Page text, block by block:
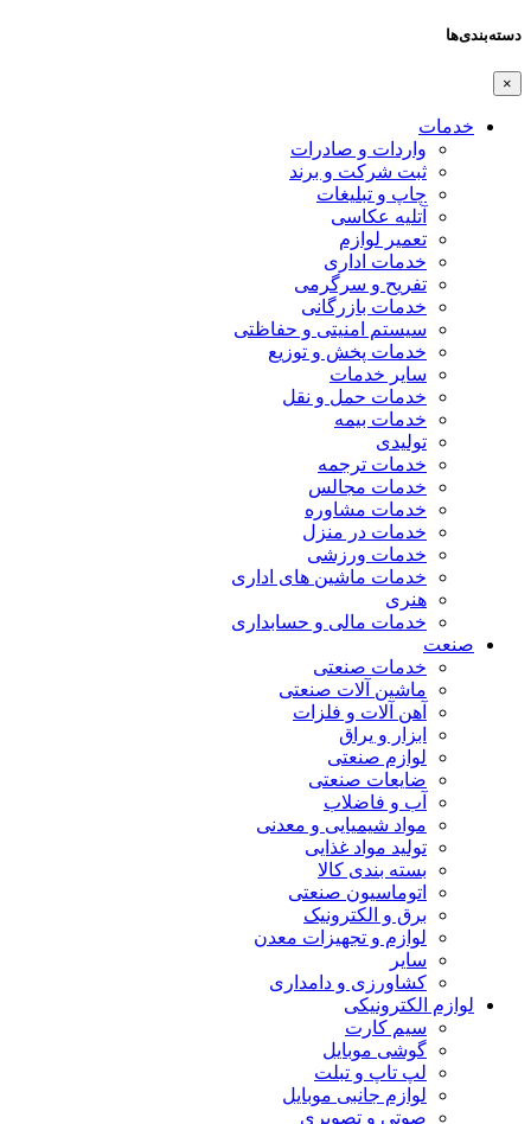
دسته‌بندی‌ها
×
خدمات
واردات و صادرات
ثبت شرکت و برند
چاپ و تبلیغات
آتلیه عکاسی
تعمیر لوازم
خدمات اداری
تفریح و سرگرمی
خدمات بازرگانی
سیستم امنیتی و حفاظتی
خدمات پخش و توزیع
سایر خدمات
خدمات حمل و نقل
خدمات بیمه
تولیدی
خدمات ترجمه
خدمات مجالس
خدمات مشاوره
خدمات در منزل
خدمات ورزشی
خدمات ماشین های اداری
هنری
خدمات مالی و حسابداری
صنعت
خدمات صنعتی
ماشین آلات صنعتی
آهن آلات و فلزات
ابزار و یراق
لوازم صنعتی
ضایعات صنعتی
آب و فاضلاب
مواد شیمیایی و معدنی
تولید مواد غذایی
بسته بندی کالا
اتوماسیون صنعتی
برق و الکترونیک
لوازم و تجهیزات معدن
سایر
کشاورزی و دامداری
لوازم الکترونیکی
سیم کارت
گوشی موبایل
لپ تاپ و تبلت
لوازم جانبی موبایل
صوتی و تصویری